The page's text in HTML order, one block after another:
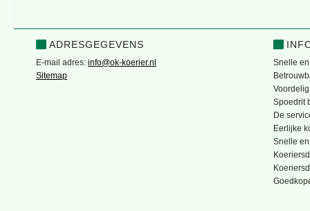
ADRESGEGEVENS
E-mail adres: info@ok-koerier.nl
Sitemap
Snelle
Spoedrit
De
Eerlijke
Snelle